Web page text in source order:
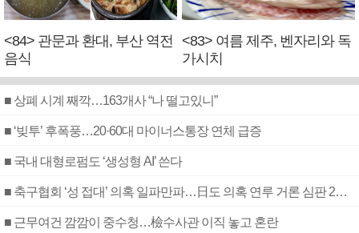
<84> 관문과 환대, 부산 역전
음식
<83> 여름 제주, 벤자리와 독
가시치
■ 상폐 시계 째깍…163개사 “나 떨고있니”
■ ‘빚투’ 후폭풍…20·60대 마이너스통장 연체 급증
■ 국내 대형로펌도 ‘생성형 AI’ 쓴다
■ 축구협회 ‘성 접대’ 의혹 일파만파…日도 의혹 연루 거론 심판 2명 조사
■ 근무여건 깜깜이 중수청…檢수사관 이직 놓고 혼란